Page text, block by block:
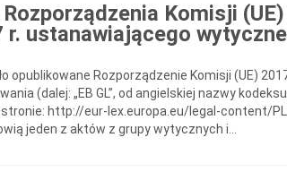
Komisji (UE)
ustanawiającego wytyczne
opublikowane Rozporządzenie Komisji (UE)
(dalej: „EB GL”, od angielskiej nazwy
http://eur-lex.europa.eu/legal-content/
jeden z aktów z grupy wytycznych i...